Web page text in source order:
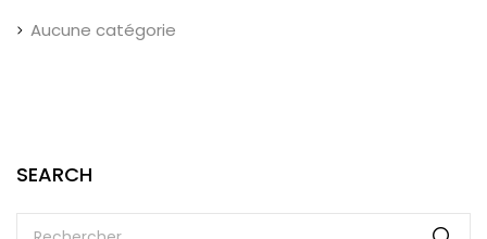
Aucune catégorie
SEARCH